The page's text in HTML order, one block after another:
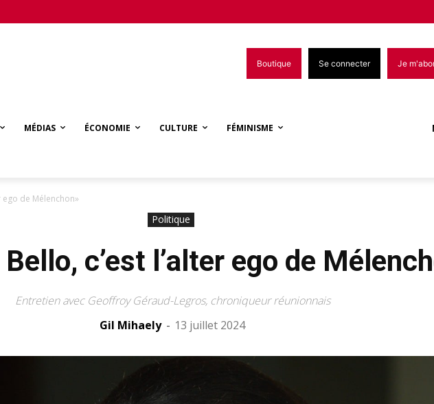
Boutique Se connecter Je
MÉDIAS ÉCONOMIE CULTURE FÉMINISME
ego de Mélenchon»
Politique
c’est l’alter ego de
Entretien avec Geoffroy Géraud-Legros, chroniqueur réunionnais
Gil Mihaely - 13 juillet 2024